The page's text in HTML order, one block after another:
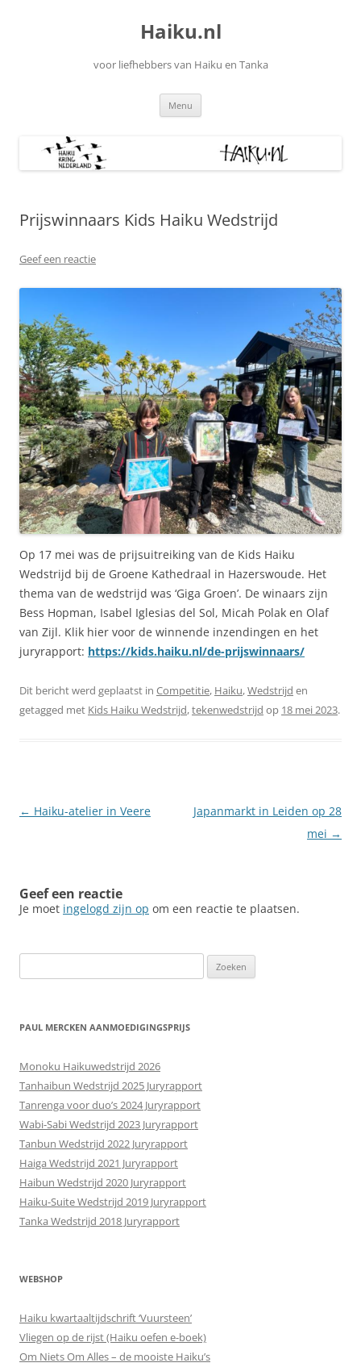
Haiku.nl
voor liefhebbers van Haiku en Tanka
Menu
Prijswinnaars Kids Haiku Wedstrijd
Geef een reactie
Op 17 mei was de prijsuitreiking van de Kids Haiku
Wedstrijd bij de Groene Kathedraal in Hazerswoude. Het
thema van de wedstrijd was ‘Giga Groen’. De winaars zijn
Bess Hopman, Isabel Iglesias del Sol, Micah Polak en Olaf
van Zijl. Klik hier voor de winnende inzendingen en het
juryrapport: https://kids.haiku.nl/de-prijswinnaars/
Dit bericht werd geplaatst in Competitie, Haiku,Wedstrijd en
getagged met Kids Haiku Wedstrijd,tekenwedstrijd op 18 mei 2023.
Berichtnavigatie
← Haiku-atelier in Veere
Japanmarkt in Leiden op 28
mei →
Geef een reactie
Je moet ingelogd zijn op om een reactie te plaatsen.
naar:
PAUL MERCKEN AANMOEDIGINGSPRIJS
Monoku Haikuwedstrijd 2026
Tanhaibun Wedstrijd 2025 Juryrapport
Tanrenga voor duo’s 2024 Juryrapport
Wabi-Sabi Wedstrijd 2023 Juryrapport
Tanbun Wedstrijd 2022 Juryrapport
Haiga Wedstrijd 2021 Juryrapport
Haibun Wedstrijd 2020 Juryrapport
Haiku-Suite Wedstrijd 2019 Juryrapport
Tanka Wedstrijd 2018 Juryrapport
WEBSHOP
Haiku kwartaaltijdschrift ‘Vuursteen’
Vliegen op de rijst (Haiku oefen e-boek)
Om Niets Om Alles – de mooiste Haiku’s